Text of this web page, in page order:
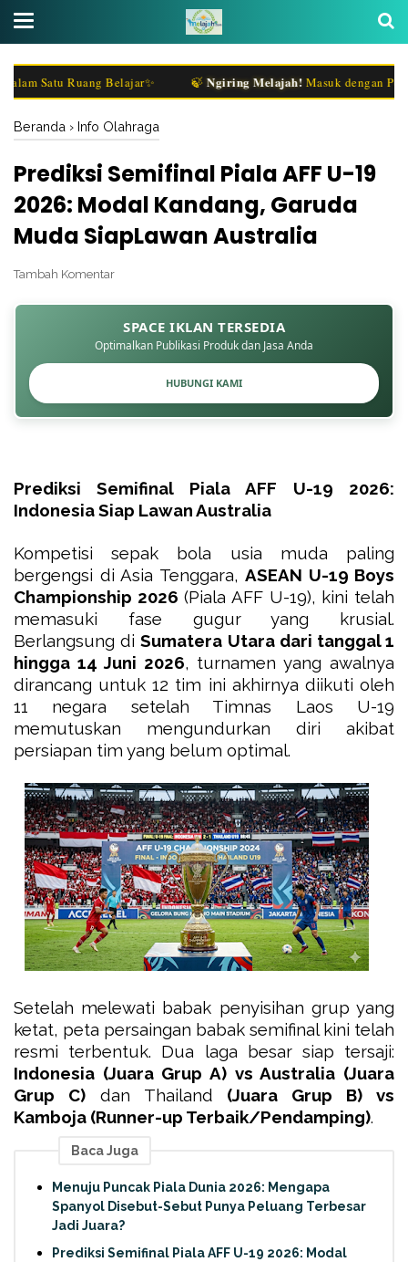
Satu Ruang Belajar✨ Ngiring Melajah!Masuk dengan
Beranda › Info Olahraga
Prediksi Semifinal Piala AFF U-19
2026: Modal Kandang, Garuda
Muda SiapLawan Australia
Tambah Komentar
SPACE IKLAN TERSEDIA
Optimalkan Publikasi Produk dan Jasa Anda
HUBUNGI KAMI
Prediksi Semifinal Piala AFF U-19 2026:
Indonesia Siap Lawan Australia
Kompetisi sepak bola usia muda paling
bergengsi di Asia Tenggara, ASEAN U-19 Boys
Championship 2026 (Piala AFF U-19), kini telah
memasuki fase gugur yang krusial.
Berlangsung diSumatera Utara dari tanggal 1
hingga 14 Juni 2026, turnamen yang awalnya
dirancang untuk 12 tim ini akhirnya diikuti oleh
11 negara setelah Timnas Laos U-19
memutuskan mengundurkan diri akibat
persiapan tim yang belum optimal.
Setelah melewati babak penyisihan grup yang
ketat, peta persaingan babak semifinal kini telah
resmi terbentuk. Dua laga besar siap tersaji:
Indonesia (Juara Grup A) vs Australia (Juara
Grup C) dan Thailand (Juara Grup B) vs
Kamboja (Runner-up Terbaik/Pendamping).
Baca Juga
Menuju Puncak Piala Dunia 2026: Mengapa
Spanyol Disebut-Sebut Punya Peluang Terbesar
Jadi Juara?
Prediksi Semifinal Piala AFF U-19 2026: Modal